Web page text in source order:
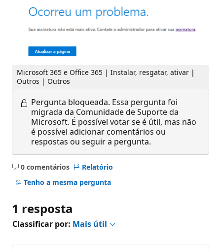
Microsoft 365 e Office 365 | Instalar, resgatar, ativar |
Outros | Outros
Pergunta bloqueada. Essa pergunta foi
migrada da Comunidade de Suporte da
Microsoft. É possível votar se é útil, mas não
é possível adicionar comentários ou
respostas ou seguir a pergunta.
0 comentários
Sem
comentários
Relatório
Tenho a mesma pergunta
1 resposta
Classificar por: Mais útil